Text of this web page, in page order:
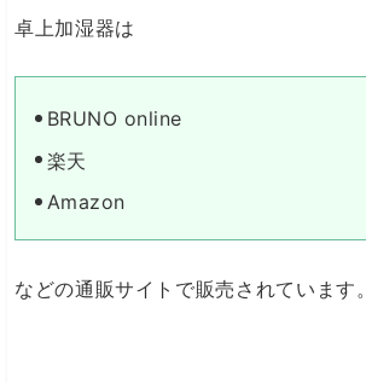
卓上加湿器は
BRUNO online
楽天
Amazon
などの通販サイトで販売されています。